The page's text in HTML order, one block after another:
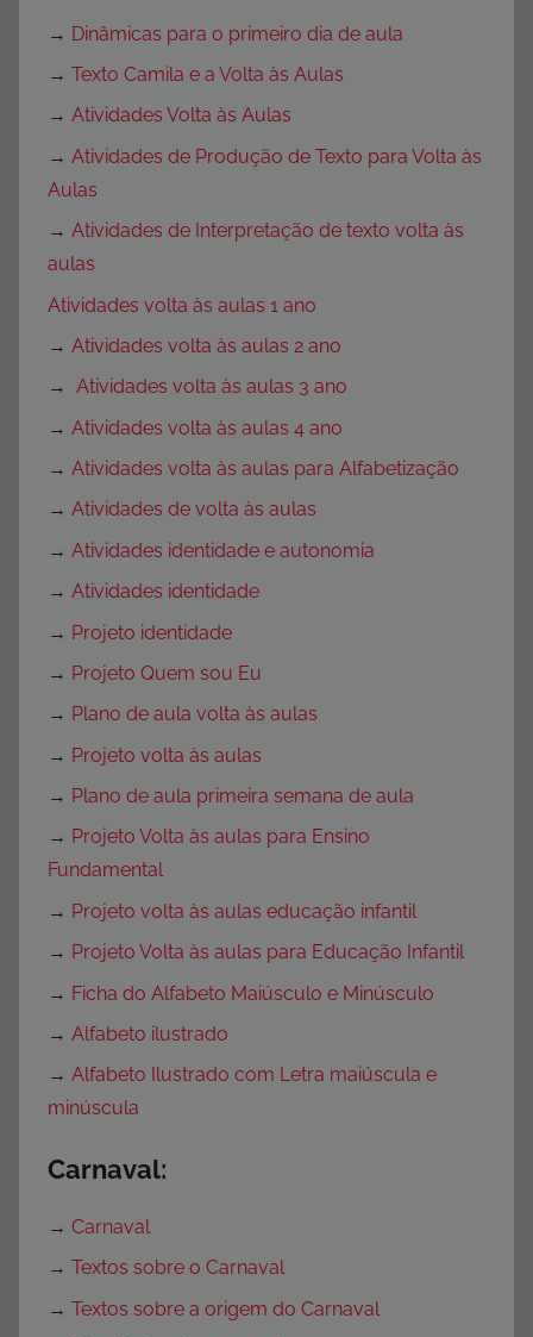
→ Dinâmicas para o primeiro dia de aula
→ Texto Camila e a Volta às Aulas
→ Atividades Volta às Aulas
→ Atividades de Produção de Texto para Volta às
Aulas
→ Atividades de Interpretação de texto volta às
aulas
Atividades volta às aulas 1 ano
→ Atividades volta às aulas 2 ano
→ Atividades volta às aulas 3 ano
→ Atividades volta às aulas 4 ano
→ Atividades volta às aulas para Alfabetização
→ Atividades de volta às aulas
→ Atividades identidade e autonomia
→ Atividades identidade
→ Projeto identidade
→ Projeto Quem sou Eu
→ Plano de aula volta às aulas
→ Projeto volta às aulas
→ Plano de aula primeira semana de aula
→ Projeto Volta às aulas para Ensino
Fundamental
→ Projeto volta às aulas educação infantil
→ Projeto Volta às aulas para Educação Infantil
→ Ficha do Alfabeto Maiúsculo e Minúsculo
→ Alfabeto ilustrado
→ Alfabeto Ilustrado com Letra maiúscula e
minúscula
Carnaval:
→ Carnaval
→ Textos sobre o Carnaval
→ Textos sobre a origem do Carnaval